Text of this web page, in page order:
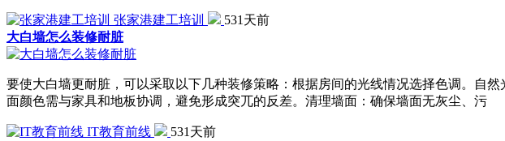
张家港建工培训
531天前
大白墙怎么装修耐脏
要使大白墙更耐脏，可以采取以下几种装修策略：根据房间的光线情况选择色调。自
面颜色需与家具和地板协调，避免形成突兀的反差。清理墙面：确保墙面无灰尘、污
IT教育前线
531天前